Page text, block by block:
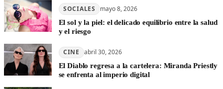
SOCIALES mayo 8, 2026
El sol y la piel: el delicado equilibrio entre la salud
y el riesgo
CINE abril 30, 2026
El Diablo regresa a la cartelera: Miranda Priestly
se enfrenta al imperio digital